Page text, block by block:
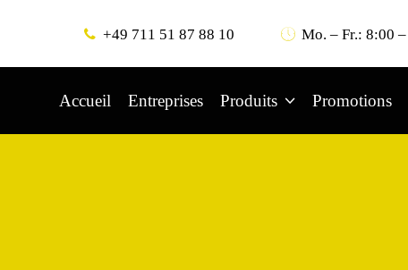
+49 711 51 87 88 10 Mo. – Fr.: 8:00
Accueil Entreprises Produits Promotions